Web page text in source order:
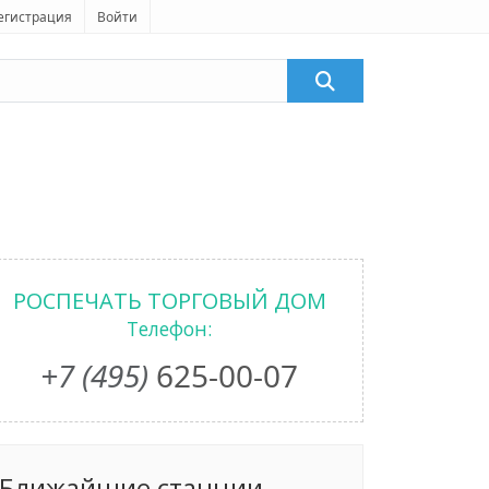
Войти
РОСПЕЧАТЬ ТОРГОВЫЙ ДОМ
Телефон:
+7 (495) 625-00-07